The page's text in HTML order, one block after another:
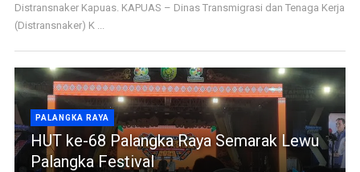
Distransnaker Kapuas. KAPUAS – Dinas Transmigrasi dan Tenaga Kerja
(Distransnaker) K ...
PALANGKA RAYA
HUT ke-68 Palangka Raya Semarak Lewu
Palangka Festival